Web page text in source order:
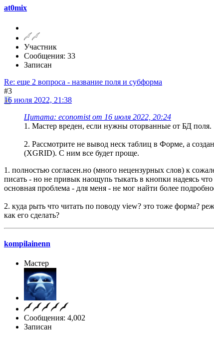
at0mix
Участник
Сообщения: 33
Записан
Re: еще 2 вопроса - название поля и субформа
#3
16 июля 2022, 21:38
Цитата: economist от 16 июля 2022, 20:24
1. Мастер вреден, если нужны оторванные от БД поля.
2. Рассмотрите не вывод неск таблиц в Форме, а
(XGRID). С ним все будет проще.
1. полностью согласен.но (много нецензурных слов) к
писать - но не привык наощупь тыкать в кнопки надеясь
основная проблема - для меня - не мог найти более
2. куда рыть что читать по поводу view? это тоже форма?
как его сделать?
kompilainenn
Мастер
Сообщения: 4,002
Записан